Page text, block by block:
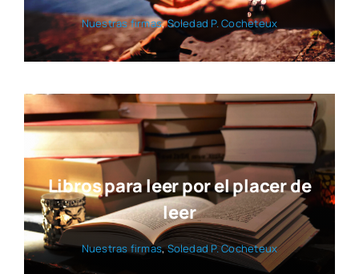
Nues­tras fir­mas,Sole­dad P. Coche­teux
Libros para leer por el placer de
leer
Nues­tras fir­mas,Sole­dad P. Coche­teux